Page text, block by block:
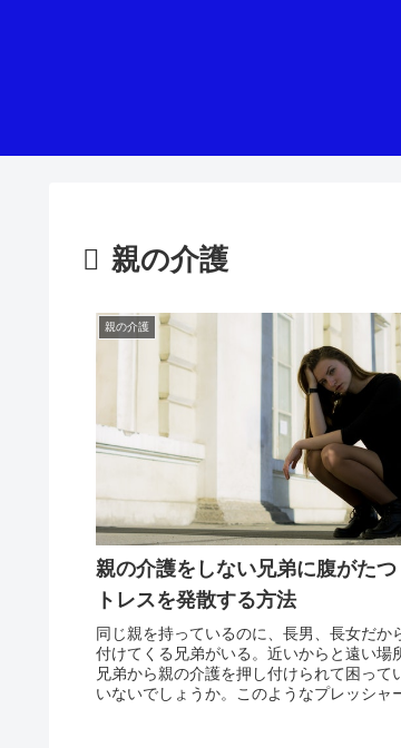
親の介護
親の介護
親の介護をしない兄弟に腹がた
トレスを発散する方法
同じ親を持っているのに、長男、長女だか
付けてくる兄弟がいる。近いからと遠い場
兄弟から親の介護を押し付けられて困って
いないでしょうか。このようなプレッシャ